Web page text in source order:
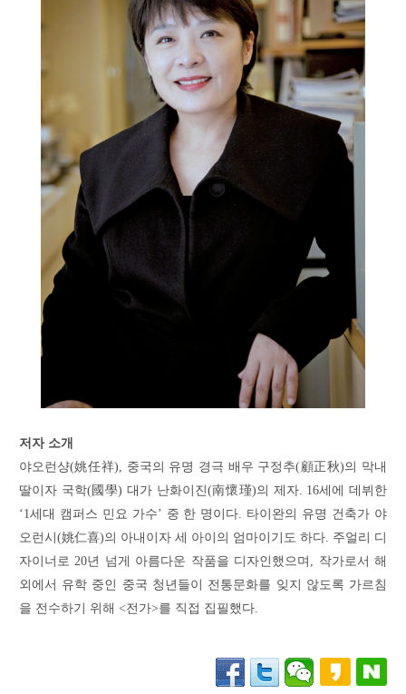
저자 소개
야오런샹(姚任祥), 중국의 유명 경극 배우 구정추(顧正秋)의 막내
딸이자 국학(國學) 대가 난화이진(南懷瑾)의 제자. 16세에 데뷔한
‘1세대 캠퍼스 민요 가수’ 중 한 명이다. 타이완의 유명 건축가 야
오런시(姚仁喜)의 아내이자 세 아이의 엄마이기도 하다. 주얼리 디
자이너로 20년 넘게 아름다운 작품을 디자인했으며, 작가로서 해
외에서 유학 중인 중국 청년들이 전통문화를 잊지 않도록 가르침
을 전수하기 위해 <전가>를 직접 집필했다.